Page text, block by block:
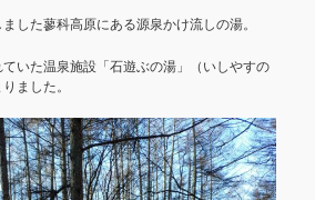
した蓼科高原にある源泉かけ流しの湯。
いた温泉施設「石遊ぶの湯」（いしやすの
ました。